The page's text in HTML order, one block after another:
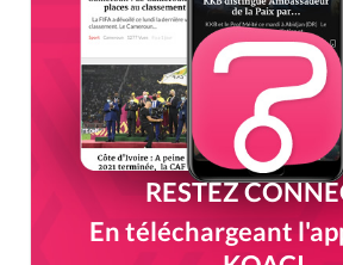
RESTEZ
En téléchargeant